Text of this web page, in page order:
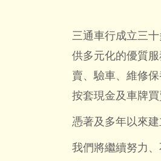
三通車行成立三
供多元化的優質
賣、驗車、維修
按套現金及車牌買
憑著及多年以來
我們將繼續努力